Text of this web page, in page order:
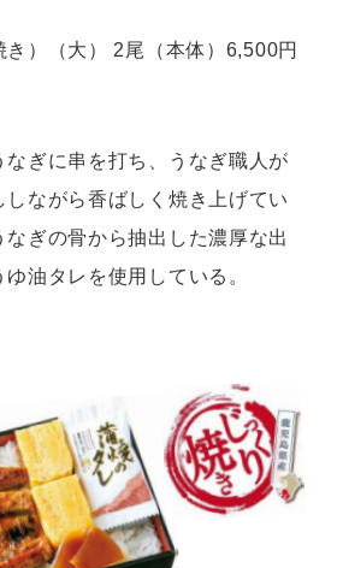
き）（大） 2尾（本体）6,500円
なぎに串を打ち、うなぎ職人が
ながら香ばしく焼き上げてい
なぎの骨から抽出した濃厚な出
油タレを使用している。